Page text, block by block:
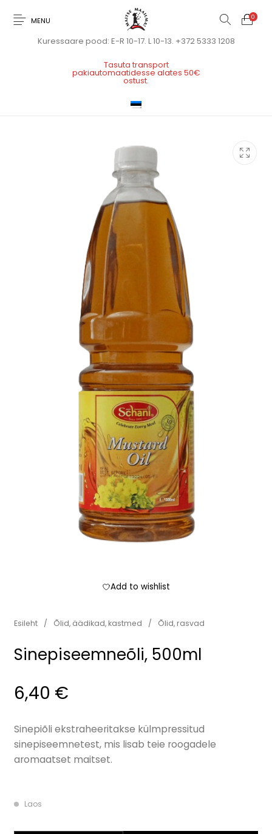
Kuressaare pood: E-R 10-17. L 10-13. +372 5333 1208
Tasuta transport
pakiautomaatidesse alates 50€
ostust.
MENU 0
Valmistoit
Esileht / Õlid, äädikad, kastmed / Õlid, rasvad
Sinepiseemneõli, 500ml
6,40 €
​Sinepiõli ekstraheeritakse külmpressitud
sinepiseemnetest, mis lisab teie roogadele
aromaatset maitset.
Laos
Add to wishlist